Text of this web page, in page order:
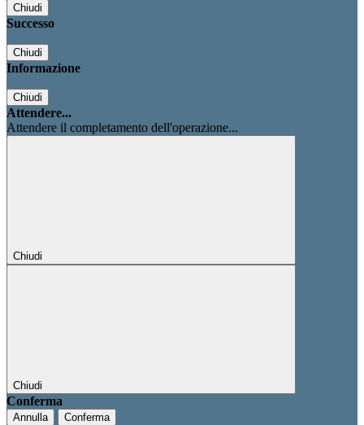
Chiudi
Successo
Chiudi
Informazione
Chiudi
Attendere...
Attendere il completamento dell'operazione...
Chiudi
Chiudi
Conferma
Annulla Conferma